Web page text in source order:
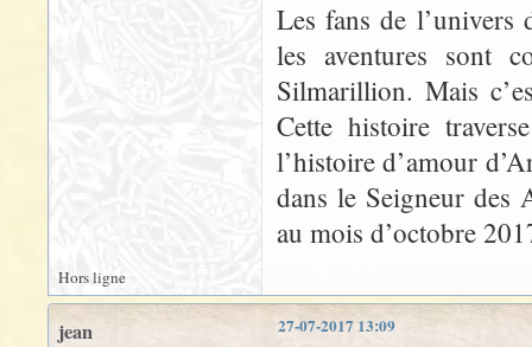
Les fans de l’univers
les aventures sont
Silmarillion. Mais
Cette histoire
l’histoire d’amour
dans le Seigneur des
au mois d’octobre
Hors ligne
27-07-2017 13:09
jean